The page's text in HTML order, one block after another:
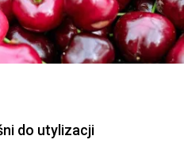
do utylizacji